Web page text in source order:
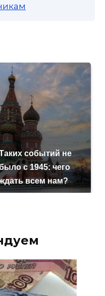
событий не
с 1945: чего
всем нам?